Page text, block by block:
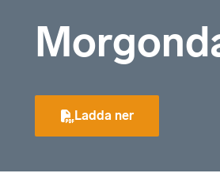
Ladda ner